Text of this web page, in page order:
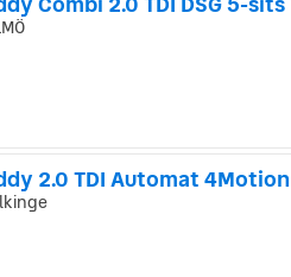
2.0 TDI Automat 4Motion